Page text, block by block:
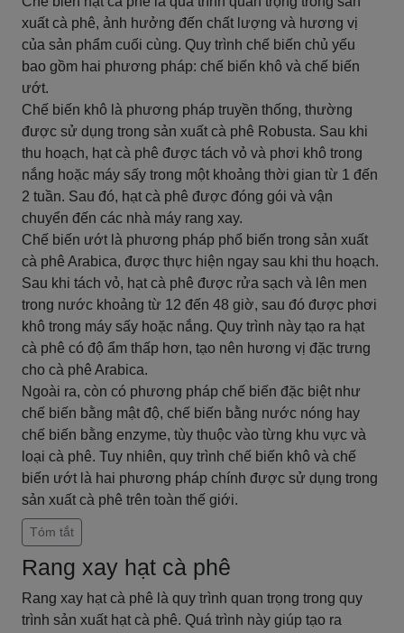
xuất cà phê, ảnh hưởng đến chất lượng và hương vị
của sản phẩm cuối cùng. Quy trình chế biến chủ yếu
bao gồm hai phương pháp: chế biến khô và chế biến
ướt.
Chế biến khô là phương pháp truyền thống, thường
được sử dụng trong sản xuất cà phê Robusta. Sau khi
thu hoạch, hạt cà phê được tách vỏ và phơi khô trong
nắng hoặc máy sấy trong một khoảng thời gian từ 1 đến
2 tuần. Sau đó, hạt cà phê được đóng gói và vận
chuyển đến các nhà máy rang xay.
Chế biến ướt là phương pháp phổ biến trong sản xuất
cà phê Arabica, được thực hiện ngay sau khi thu hoạch.
Sau khi tách vỏ, hạt cà phê được rửa sạch và lên men
trong nước khoảng từ 12 đến 48 giờ, sau đó được phơi
khô trong máy sấy hoặc nắng. Quy trình này tạo ra hạt
cà phê có độ ẩm thấp hơn, tạo nên hương vị đặc trưng
cho cà phê Arabica.
Ngoài ra, còn có phương pháp chế biến đặc biệt như
chế biến bằng mật độ, chế biến bằng nước nóng hay
chế biến bằng enzyme, tùy thuộc vào từng khu vực và
loại cà phê. Tuy nhiên, quy trình chế biến khô và chế
biến ướt là hai phương pháp chính được sử dụng trong
sản xuất cà phê trên toàn thế giới.
Tóm tắt
Rang xay hạt cà phê
Rang xay hạt cà phê là quy trình quan trọng trong quy
trình sản xuất hạt cà phê. Quá trình này giúp tạo ra